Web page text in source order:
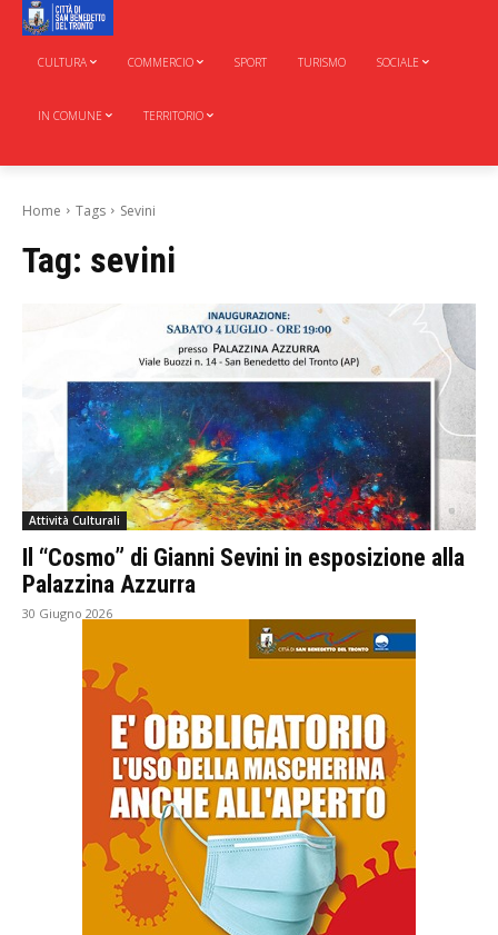
CULTURA COMMERCIO SPORT TURISMO SOCIALE
IN COMUNE TERRITORIO
Home Tags Sevini
Tag: sevini
Attività Culturali
Il “Cosmo” di Gianni Sevini in esposizione alla
Palazzina Azzurra
30 Giugno 2026